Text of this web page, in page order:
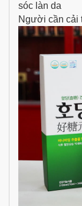
sóc làn da
Người cần cải